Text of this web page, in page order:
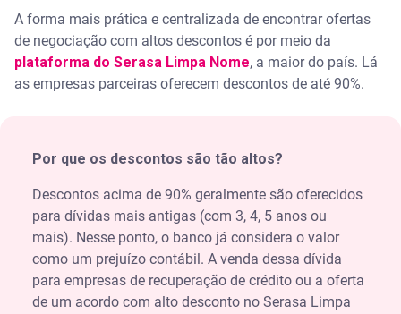
A forma mais prática e centralizada de encontrar ofertas
de negociação com altos descontos é por meio da
plataforma do Serasa Limpa Nome, a maior do país. Lá
as empresas parceiras oferecem descontos de até 90%.
Por que os descontos são tão altos?
Descontos acima de 90% geralmente são oferecidos
para dívidas mais antigas (com 3, 4, 5 anos ou
mais). Nesse ponto, o banco já considera o valor
como um prejuízo contábil. A venda dessa dívida
para empresas de recuperação de crédito ou a oferta
de um acordo com alto desconto no Serasa Limpa